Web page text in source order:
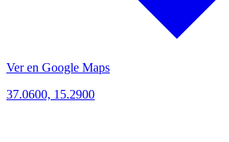
Ver en Google Maps
37.0600, 15.2900